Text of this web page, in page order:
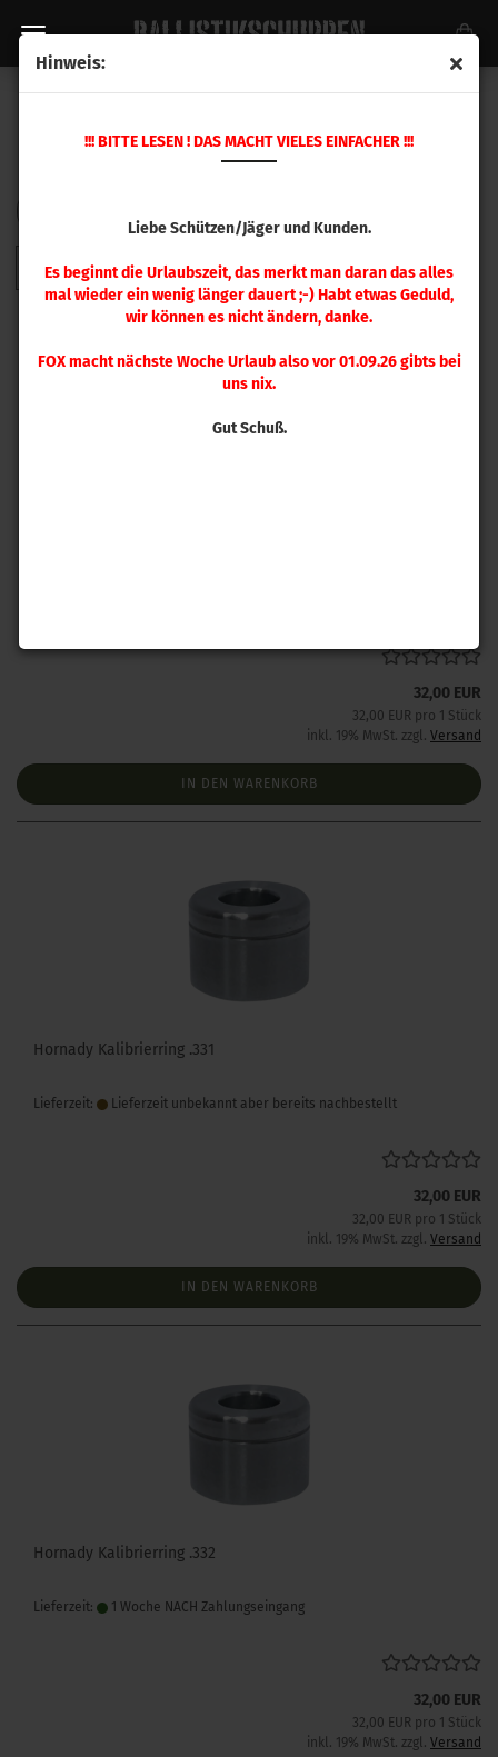
Hinweis:
!!! BITTE LESEN ! DAS MACHT VIELES EINFACHER !!!
Liebe Schützen/Jäger und Kunden.
Es beginnt die Urlaubszeit, das merkt man daran das alles
mal wieder ein wenig länger dauert ;-) Habt etwas Geduld,
wir können es nicht ändern, danke.
FOX macht nächste Woche Urlaub also vor 01.09.26 gibts bei
uns nix.
Gut Schuß.
32,00 EUR
32,00 EUR pro 1 Stück
inkl. 19% MwSt. zzgl. Versand
IN DEN WARENKORB
Hornady Kalibrierring .331
Lieferzeit: Lieferzeit unbekannt aber bereits nachbestellt
32,00 EUR
32,00 EUR pro 1 Stück
inkl. 19% MwSt. zzgl. Versand
IN DEN WARENKORB
Hornady Kalibrierring .332
Lieferzeit: 1 Woche NACH Zahlungseingang
32,00 EUR
32,00 EUR pro 1 Stück
inkl. 19% MwSt. zzgl. Versand